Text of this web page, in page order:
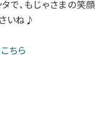
で、もじゃさまの笑顔
いね♪
ちら